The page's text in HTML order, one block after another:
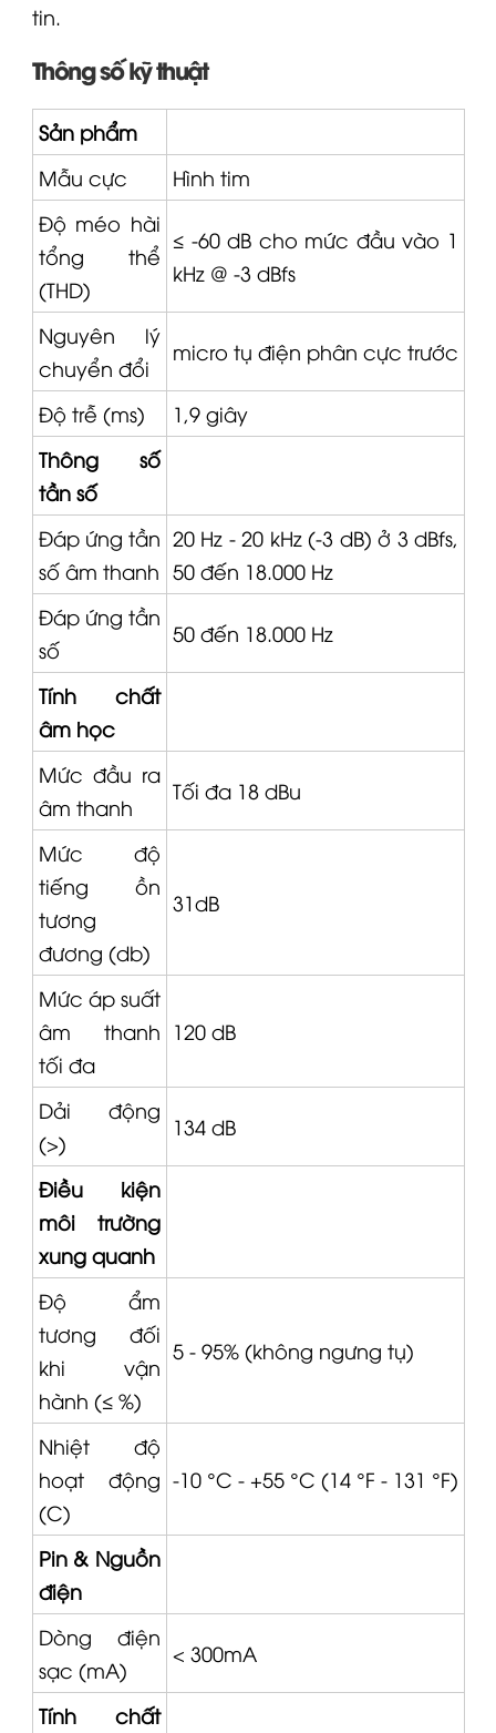
tin.
Thông số kỹ thuật
Sản phẩm
Mẫu cực
Hình tim
Độ méo hài
tổng thể
(THD)
≤ -60 dB cho mức đầu vào 1
kHz @ -3 dBfs
Nguyên lý
chuyển đổi
micro tụ điện phân cực trước
Độ trễ (ms)
1,9 giây
Thông số
tần số
Đáp ứng tần
số âm thanh
20 Hz - 20 kHz (-3 dB) ở 3 dBfs,
50 đến 18.000 Hz
Đáp ứng tần
số
50 đến 18.000 Hz
Tính chất
âm học
Mức đầu ra
âm thanh
Tối đa 18 dBu
Mức độ
tiếng ồn
tương
đương (db)
31dB
Mức áp suất
âm thanh
tối đa
120 dB
Dải động
(>)
134 dB
Điều kiện
môi trường
xung quanh
Độ ẩm
tương đối
khi vận
hành (≤ %)
5 - 95% (không ngưng tụ)
Nhiệt độ
hoạt động
(C)
-10 °C - +55 °C (14 °F - 131 °F)
Pin & Nguồn
điện
Dòng điện
sạc (mA)
< 300mA
Tính chất